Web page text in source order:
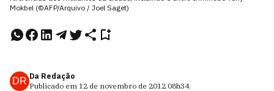
Mokbel (©AFP/Arquivo / Joel Saget)
DR Da Redação
Publicado em 12 de novembro de 2012 08h34.